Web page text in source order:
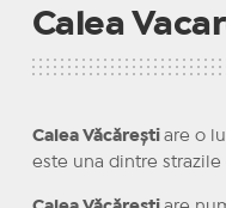
Calea
Calea Văcărești are o
este una dintre strazile